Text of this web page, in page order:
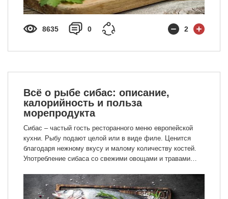
8635 0 2
Всё о рыбе сибас: описание,
калорийность и польза
морепродукта
Сибас – частый гость ресторанного меню европейской
кухни. Рыбу подают целой или в виде филе. Ценится
благодаря нежному вкусу и малому количеству костей.
Употребление сибаса со свежими овощами и травами
сосудистой и иммунной системы человека. Подробнее о
рыбе в нашей статье.